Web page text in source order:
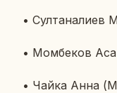
• Сул­та­на­ли­ев
• Момбе­ков
• Чайка Анна